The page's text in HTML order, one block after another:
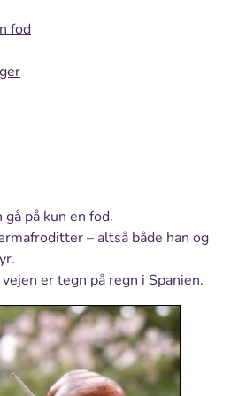
fod
på kun en fod.
– altså både han og
er tegn på regn i Spanien.